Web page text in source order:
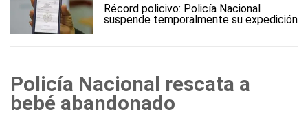
Récord policivo: Policía Nacional
suspende temporalmente su expedición
Policía Nacional rescata a
bebé abandonado